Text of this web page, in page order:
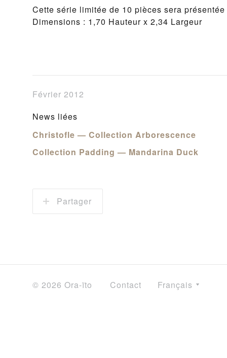
Cette série limitée de 10 pièces sera
Dimensions : 1,70 Hauteur x 2,34 Largeur
Février 2012
News liées
Christofle — Collection Arborescence
Collection Padding — Mandarina Duck
Partager
© 2026 Ora-ïto Contact Français